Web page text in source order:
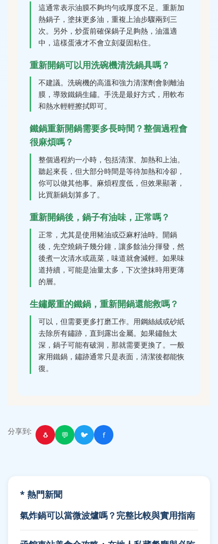
這通常表示油膜不夠均勻或厚度不足。重新加
熱鍋子，塗抹更多油，重複上油步驟兩到三
次。另外，炒蛋前確保鍋子足夠熱，油溫適
中，這樣蛋液才不會立刻凝固粘住。
重新開鍋可以用洗碗機清洗鍋具嗎？
不建議。洗碗機的高溫和強力清潔劑會剝離油
膜，導致鐵鍋生鏽。手洗是最好方式，用軟布
和熱水輕輕擦拭即可。
鐵鍋重新開鍋需要多長時間？整個過程會
很麻煩嗎？
整個過程約一小時，包括清潔、加熱和上油。
聽起來長，但大部分時間是等待加熱和冷卻，
你可以做其他事。麻煩程度低，但效果顯著，
比買新鍋划算多了。
重新開鍋後，鍋子有油味，正常嗎？
正常，尤其是使用豬油或亞麻籽油時。開鍋
後，先空燒鍋子幾分鐘，讓多餘油分揮發，然
後煮一次清水或蔬菜，味道就會減輕。如果味
道持續，可能是油量太多，下次塗抹時用更薄
的層。
生鏽嚴重的鐵鍋，重新開鍋還能救嗎？
可以，但需要更多打磨工作。用鋼絲絨或砂紙
去除所有鏽跡，直到露出金屬。如果鏽蝕太
深，鍋子可能有破洞，那就需要更換了。一般
家用鐵鍋，鏽跡通常只是表面，清潔後都能恢
復。
分享到: 🐧 💬 🐦 f
* 熱門新聞
氣炸鍋可以當微波爐嗎？完整比較與實用指南